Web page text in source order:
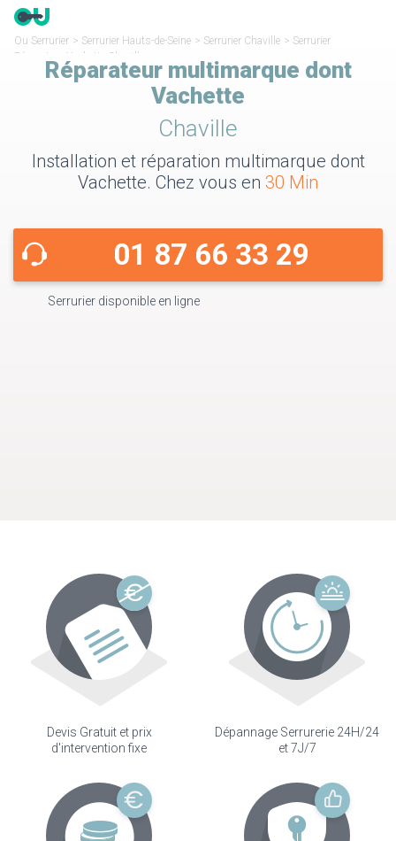
Ou Serrurier > Serrurier Hauts-de-Seine > Serrurier Chaville > Serrurier
Réparateur Vachette Chaville
Réparateur multimarque dont
Vachette
Chaville
Installation et réparation multimarque dont
Vachette. Chez vous en 30 Min
01 87 66 33 29
Serrurier disponible en ligne
Devis Gratuit et prix
d'intervention fixe
Dépannage Serrurerie 24H/24
et 7J/7